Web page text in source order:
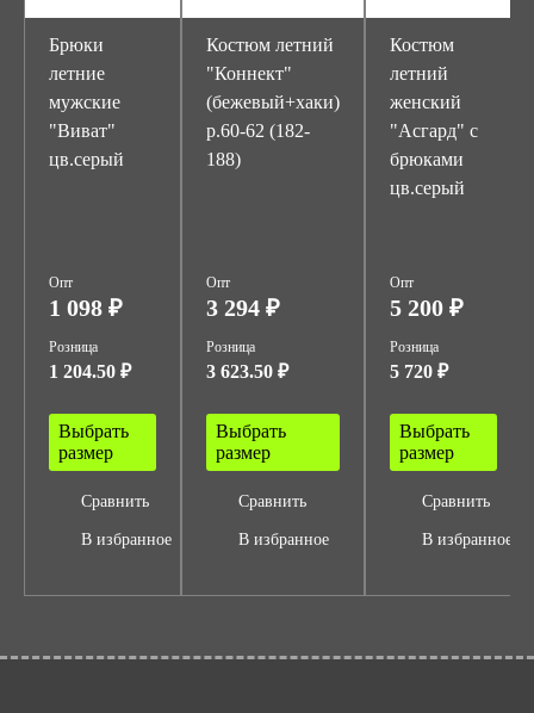
Брюки
летние
мужские
"Виват"
цв.серый
Опт
1 098 ₽
Розница
1 204.50 ₽
Выбрать
размер
Сравнить
В избранное
Костюм летний
"Коннект"
(бежевый+хаки)
р.60-62 (182-
188)
Опт
3 294 ₽
Розница
3 623.50 ₽
Выбрать
размер
Сравнить
В избранное
Костюм
летний
женский
"Асгард" с
брюками
цв.серый
Опт
5 200 ₽
Розница
5 720 ₽
Выбрать
размер
Сравнить
В избранное